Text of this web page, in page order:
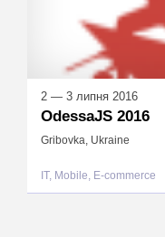
2 — 3 липня 2016
OdessaJS 2016
Gribovka, Ukraine
IT, Mobile, E-commerce